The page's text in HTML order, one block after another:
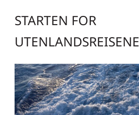
STARTEN FOR
UTENLANDSREISENE